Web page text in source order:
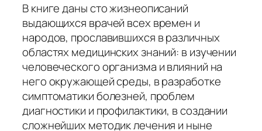
В книге даны сто жизнеописаний
выдающихся врачей всех времен и
народов, прославившихся в различных
областях медицинских знаний: в изучении
человеческого организма и влияний на
него окружающей среды, в разработке
симптоматики болезней, проблем
диагностики и профилактики, в создании
сложнейших методик лечения и ныне